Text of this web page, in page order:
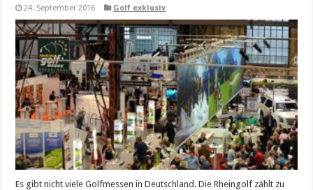
24. September 2016 Golf exklusiv
Es gibt nicht viele Golfmessen in Deutschland. Die Rheingolf zählt zu